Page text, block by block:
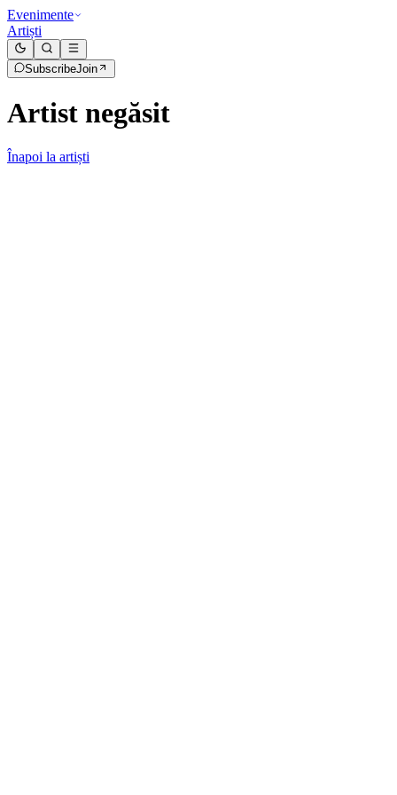
Evenimente
Artiști
SubscribeJoin
Artist negăsit
Înapoi la artiști